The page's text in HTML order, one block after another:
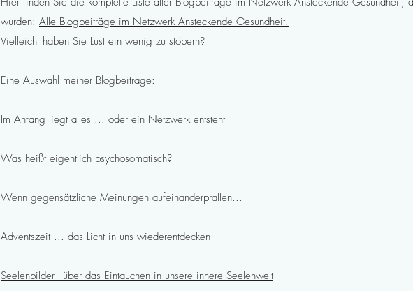
wurden: Alle Blogbeiträge im Netzwerk Ansteckende Gesundheit.
Vielleicht haben Sie Lust ein wenig zu stöbern?
Eine Auswahl meiner Blogbeiträge:
Im Anfang liegt alles ... oder ein Netzwerk entsteht
Was heißt eigentlich psychosomatisch?
Wenn gegensätzliche Meinungen aufeinanderprallen...
Adventszeit ... das Licht in uns wiederentdecken
Seelenbilder - über das Eintauchen in unsere innere Seelenwelt